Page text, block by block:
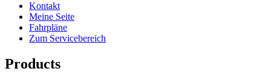
Kontakt
Meine Seite
Fahrpläne
Zum Servicebereich
Products